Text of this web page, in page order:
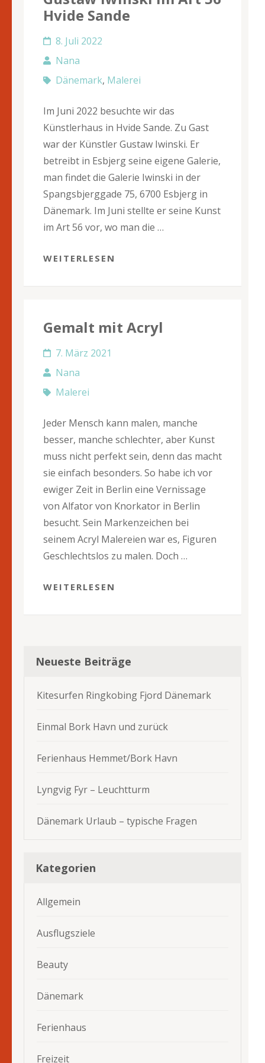
Hvide Sande
8. Juli 2022
Nana
Dänemark, Malerei
Im Juni 2022 besuchte wir das
Künstlerhaus in Hvide Sande. Zu Gast
war der Künstler Gustaw Iwinski. Er
betreibt in Esbjerg seine eigene Galerie,
man findet die Galerie Iwinski in der
Spangsbjerggade 75, 6700 Esbjerg in
Dänemark. Im Juni stellte er seine Kunst
im Art 56 vor, wo man die …
WEITERLESEN
Gemalt mit Acryl
7. März 2021
Nana
Malerei
Jeder Mensch kann malen, manche
besser, manche schlechter, aber Kunst
muss nicht perfekt sein, denn das macht
sie einfach besonders. So habe ich vor
ewiger Zeit in Berlin eine Vernissage
von Alfator von Knorkator in Berlin
besucht. Sein Markenzeichen bei
seinem Acryl Malereien war es, Figuren
Geschlechtslos zu malen. Doch …
WEITERLESEN
Neueste Beiträge
Kitesurfen Ringkobing Fjord Dänemark
Einmal Bork Havn und zurück
Ferienhaus Hemmet/Bork Havn
Lyngvig Fyr – Leuchtturm
Dänemark Urlaub – typische Fragen
Kategorien
Allgemein
Ausflugsziele
Beauty
Dänemark
Ferienhaus
Freizeit